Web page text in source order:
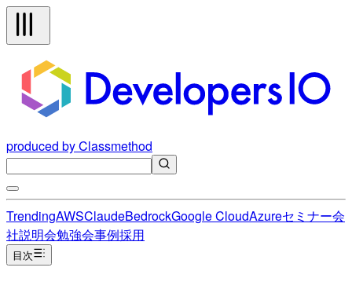
produced by Classmethod
TrendingAWSClaudeBedrockGoogle CloudAzureセミナー会
社説明会勉強会事例採用
目次